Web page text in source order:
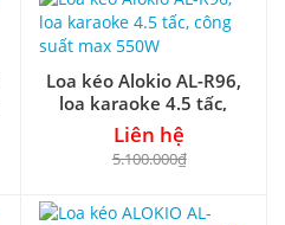
Loa kéo Alokio AL-R96,
loa karaoke 4.5 tấc,
công suất max 550W
Liên hệ
5.100.000₫